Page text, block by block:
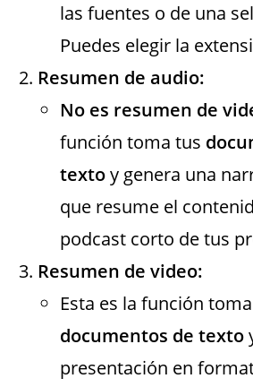
las fuentes o de una
Puedes elegir la
Resumen de audio:
No es resumen de
función toma tus
textoy genera una
que resume el
podcast corto de tus
Resumen de video:
Esta es la función
documentos de texto
presentación en